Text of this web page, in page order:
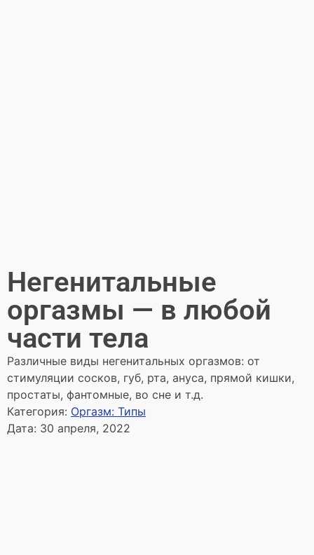
Негенитальные
оргазмы — в любой
части тела
Различные виды негенитальных оргазмов: от
стимуляции сосков, губ, рта, ануса, прямой кишки,
простаты, фантомные, во сне и т.д.
Категория: Оргазм: Типы
Дата: 30 апреля, 2022